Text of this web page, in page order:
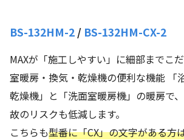
BS-132HM-2 / BS-132HM-CX-2
MAXが「施工しやすい」に細部までこ
室暖房・換気・乾燥機の便利な機能 「
乾燥機」と「洗面室暖房機」の暖房で
故のリスクも低減します。
こちらも型番に「CX」の文字がある方